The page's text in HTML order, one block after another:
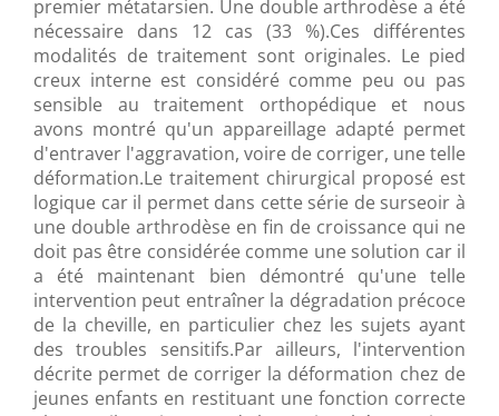
premier métatarsien. Une double arthrodèse a été
nécessaire dans 12 cas (33 %).Ces différentes
modalités de traitement sont originales. Le pied
creux interne est considéré comme peu ou pas
sensible au traitement orthopédique et nous
avons montré qu'un appareillage adapté permet
d'entraver l'aggravation, voire de corriger, une telle
déformation.Le traitement chirurgical proposé est
logique car il permet dans cette série de surseoir à
une double arthrodèse en fin de croissance qui ne
doit pas être considérée comme une solution car il
a été maintenant bien démontré qu'une telle
intervention peut entraîner la dégradation précoce
de la cheville, en particulier chez les sujets ayant
des troubles sensitifs.Par ailleurs, l'intervention
décrite permet de corriger la déformation chez de
jeunes enfants en restituant une fonction correcte